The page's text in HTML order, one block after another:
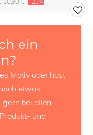
50,90 € -25%
ein
Motiv oder hast
etwas
gern bei allen
und